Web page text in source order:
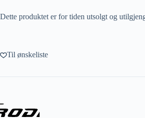
Dette produktet er for tiden utsolgt og
Til ønskeliste